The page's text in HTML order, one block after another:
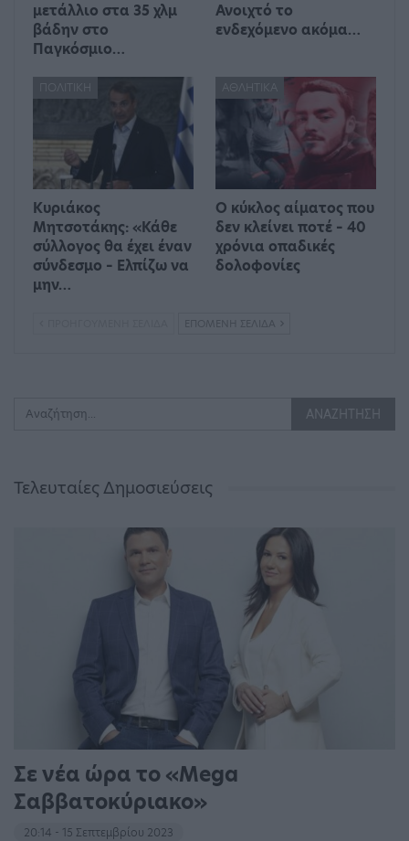
μετάλλιο στα 35 χλμ
βάδην στο
Παγκόσμιο…
Ανοιχτό το
ενδεχόμενο ακόμα…
ΠΟΛΙΤΙΚΉ
Κυριάκος
Μητσοτάκης: «Κάθε
σύλλογος θα έχει έναν
σύνδεσμο – Ελπίζω να
μην…
ΑΘΛΗΤΙΚΆ
Ο κύκλος αίματος που
δεν κλείνει ποτέ – 40
χρόνια οπαδικές
δολοφονίες
ΕΠΌΜΕΝΗ ΣΕΛΊΔΑ
Τελευταίες Δημοσιεύσεις
Σε νέα ώρα το «Mega
Σαββατοκύριακο»
20:14 - 15 Σεπτεμβρίου 2023